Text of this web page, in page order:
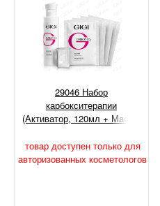
29046 Набор
карбокситерапии
(Активатор, 120мл + Маски,
товар доступен только для
авторизованных косметологов